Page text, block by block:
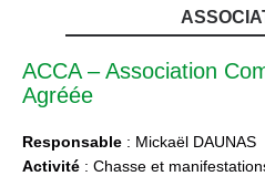
ACCA – Association
Agréée
Responsable : Mickaël DAUNAS
Activité : Chasse et